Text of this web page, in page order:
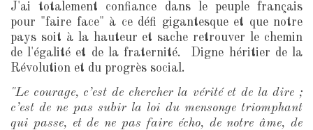
J'ai totalement confiance dans le peuple français
pour "faire face" à ce défi gigantesque et que notre
pays soit à la hauteur et sache retrouver le chemin
de l'égalité et de la fraternité. Digne héritier de la
Révolution et du progrès social.
"Le courage, c’est de chercher la vérité et de la dire ;
c’est de ne pas subir la loi du mensonge triomphant
qui passe, et de ne pas faire écho, de notre âme, de